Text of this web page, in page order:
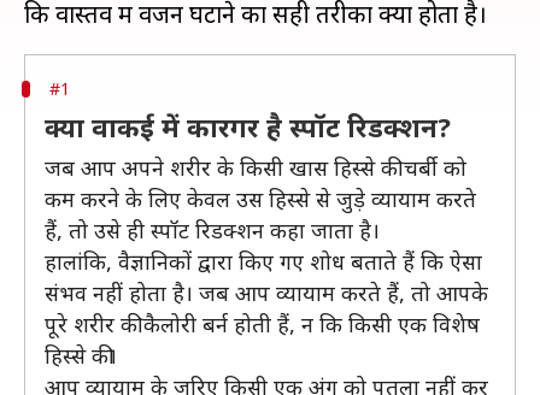
#1
क्या वाकई में कारगर है स्पॉट रिडक्शन?
जब आप अपने शरीर के किसी खास हिस्से की चर्बी को
कम करने के लिए केवल उस हिस्से से जुड़े व्यायाम करते
हैं, तो उसे ही स्पॉट रिडक्शन कहा जाता है।
हालांकि, वैज्ञानिकों द्वारा किए गए शोध बताते हैं कि ऐसा
संभव नहीं होता है। जब आप व्यायाम करते हैं, तो आपके
पूरे शरीर की कैलोरी बर्न होती हैं, न कि किसी एक विशेष
हिस्से की।
आप व्यायाम के जरिए किसी एक अंग को पतला नहीं कर